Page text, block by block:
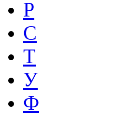
Р
С
Т
У
Ф